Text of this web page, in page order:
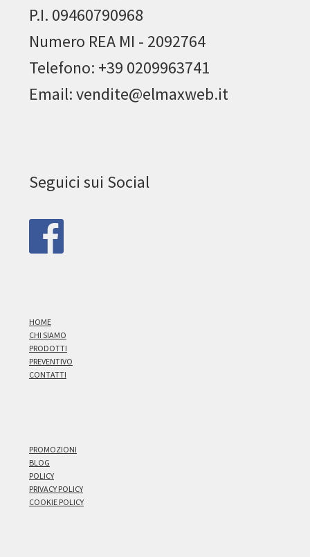
P.I. 09460790968
Numero REA MI - 2092764
Telefono: +39 0209963741
Email: vendite@elmaxweb.it
Seguici sui Social
HOME
CHI SIAMO
PRODOTTI
PREVENTIVO
CONTATTI
PROMOZIONI
BLOG
POLICY
PRIVACY POLICY
COOKIE POLICY